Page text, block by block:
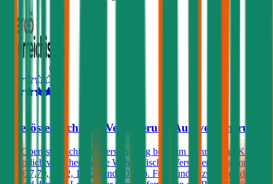
Oberösterreichische Versicherung Autoversicherung
Die Oberösterreichische Versicherung bietet im Rahmen der Kfz-
Haftpflichtversicherung die Wahl zwischen Versicherungssummen
von € 7,79, 9, 12, 16, 20 und 30 Mio. Für Kunden zwischen dem